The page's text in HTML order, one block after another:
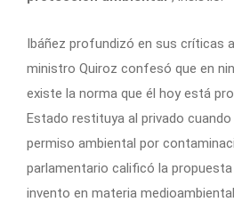
Ibáñez profundizó en sus críticas
ministro Quiroz confesó que en
existe la norma que él hoy está
Estado restituya al privado
permiso ambiental por
parlamentario calificó la
invento en materia